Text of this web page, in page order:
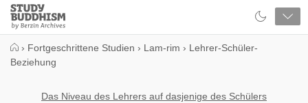
Close
Study
Buddhism
› Fortgeschrittene Studien › Lam-rim › Lehrer-Schüler-
Beziehung
Das Niveau des Lehrers auf dasjenige des Schülers